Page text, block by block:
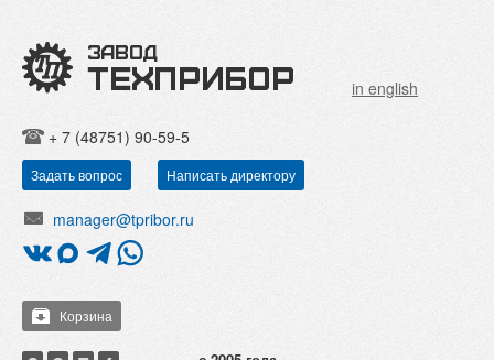
in english
+ 7 (48751) 90-59-5
Задать вопрос Написать директору
manager@tpribor.ru
Корзина